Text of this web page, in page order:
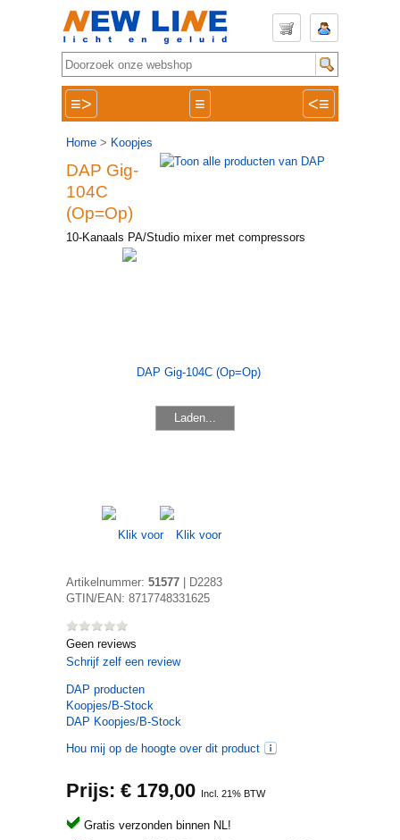
≡> ≡ <≡
Home > Koopjes
DAP Gig-
104C
(Op=Op)
10-Kanaals PA/Studio mixer met compressors
Laden...
Artikelnummer: 51577
D2283
GTIN/EAN: 8717748331625
Geen reviews
Schrijf zelf een review
DAP producten
Koopjes/B-Stock
DAP Koopjes/B-Stock
Hou mij op de hoogte over dit product
Prijs: € 179,00 Incl. 21% BTW
Gratis verzonden binnen NL!